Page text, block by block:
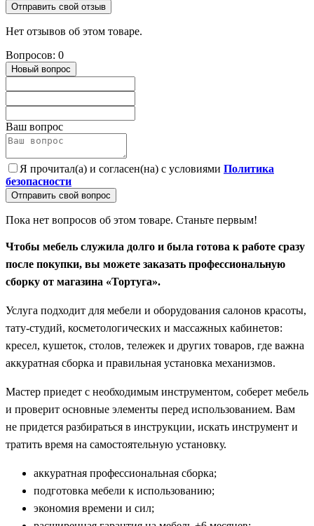
Отправить свой отзыв
Нет отзывов об этом товаре.
Вопросов: 0
Новый вопрос
Ваш вопрос
Я прочитал(а) и согласен(на) с условиями Политика
безопасности
Отправить свой вопрос
Пока нет вопросов об этом товаре. Станьте первым!
Чтобы мебель служила долго и была готова к работе сразу
после покупки, вы можете заказать профессиональную
сборку от магазина «Тортуга».
Услуга подходит для мебели и оборудования салонов красоты,
тату-студий, косметологических и массажных кабинетов:
кресел, кушеток, столов, тележек и других товаров, где важна
аккуратная сборка и правильная установка механизмов.
Мастер приедет с необходимым инструментом, соберет мебель
и проверит основные элементы перед использованием. Вам
не придется разбираться в инструкции, искать инструмент и
тратить время на самостоятельную установку.
аккуратная профессиональная сборка;
подготовка мебели к использованию;
экономия времени и сил;